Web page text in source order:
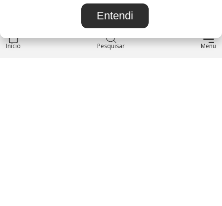
Início Pesquisar Menu
INSTITUCIONAL
Entendi